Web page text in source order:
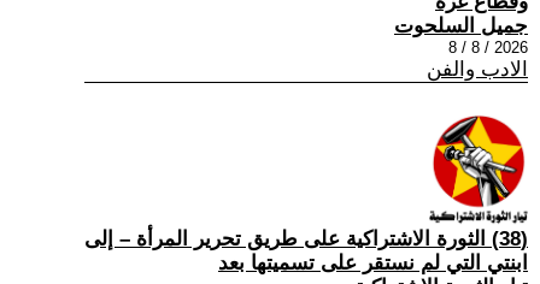
جميل السلحوت
2026 / 8 / 8
الادب والفن
(38) الثورة الاشتراكية على طريق تحرير المرأة – إلى
ابنتي التي لم نستقر على تسميتها بعد